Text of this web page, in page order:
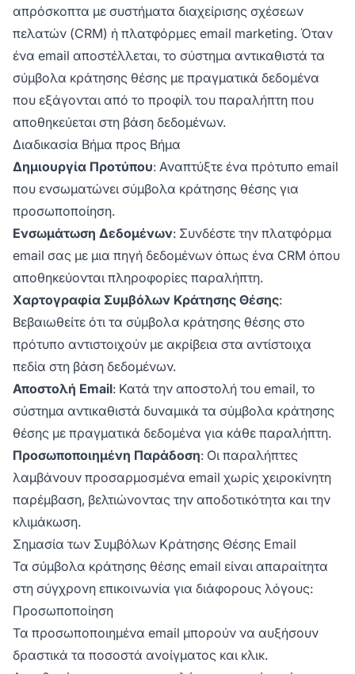
απρόσκοπτα με συστήματα διαχείρισης σχέσεων
πελατών (CRM) ή πλατφόρμες email marketing. Όταν
ένα email αποστέλλεται, το σύστημα αντικαθιστά τα
σύμβολα κράτησης θέσης με πραγματικά δεδομένα
που εξάγονται από το προφίλ του παραλήπτη που
αποθηκεύεται στη βάση δεδομένων.
Διαδικασία Βήμα προς Βήμα
Δημιουργία Προτύπου: Αναπτύξτε ένα πρότυπο email
που ενσωματώνει σύμβολα κράτησης θέσης για
προσωποποίηση.
Ενσωμάτωση Δεδομένων: Συνδέστε την πλατφόρμα
email σας με μια πηγή δεδομένων όπως ένα CRM όπου
αποθηκεύονται πληροφορίες παραλήπτη.
Χαρτογραφία Συμβόλων Κράτησης Θέσης:
Βεβαιωθείτε ότι τα σύμβολα κράτησης θέσης στο
πρότυπο αντιστοιχούν με ακρίβεια στα αντίστοιχα
πεδία στη βάση δεδομένων.
Αποστολή Email: Κατά την αποστολή του email, το
σύστημα αντικαθιστά δυναμικά τα σύμβολα κράτησης
θέσης με πραγματικά δεδομένα για κάθε παραλήπτη.
Προσωποποιημένη Παράδοση: Οι παραλήπτες
λαμβάνουν προσαρμοσμένα email χωρίς χειροκίνητη
παρέμβαση, βελτιώνοντας την αποδοτικότητα και την
κλιμάκωση.
Σημασία των Συμβόλων Κράτησης Θέσης Email
Τα σύμβολα κράτησης θέσης email είναι απαραίτητα
στη σύγχρονη επικοινωνία για διάφορους λόγους:
Προσωποποίηση
Τα προσωποποιημένα email μπορούν να αυξήσουν
δραστικά τα ποσοστά ανοίγματος και κλικ.